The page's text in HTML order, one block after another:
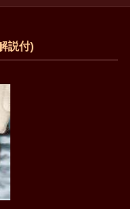
説付)